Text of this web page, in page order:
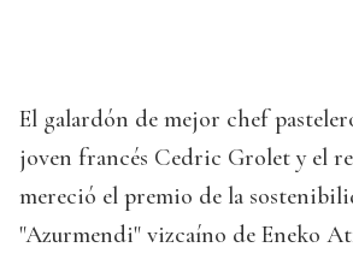
El galardón de mejor chef
joven francés Cedric Grolet y el
mereció el premio de la
"Azurmendi" vizcaíno de Eneko